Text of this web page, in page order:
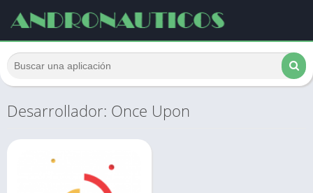
Desarrollador: Once Upon